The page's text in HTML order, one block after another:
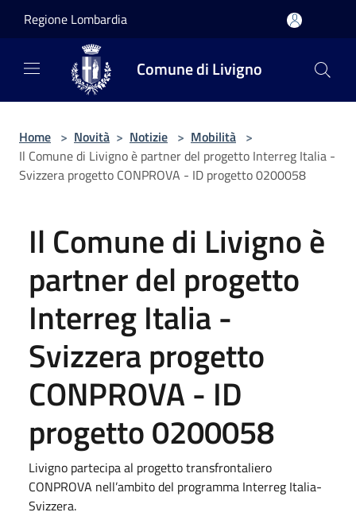
Regione Lombardia
Comune di Livigno
Home > Novità > Notizie > Mobilità >
Il Comune di Livigno è partner del progetto Interreg Italia -
Svizzera progetto CONPROVA - ID progetto 0200058
Il Comune di Livigno è
partner del progetto
Interreg Italia -
Svizzera progetto
CONPROVA - ID
progetto 0200058
Livigno partecipa al progetto transfrontaliero
CONPROVA nell’ambito del programma Interreg Italia-
Svizzera.